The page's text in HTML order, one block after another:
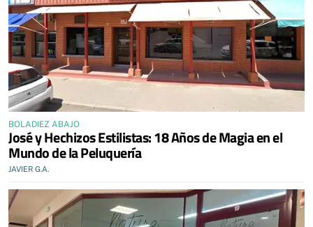
BOLADIEZ ABAJO
José y Hechizos Estilistas: 18 Años de Magia en el
Mundo de la Peluquería
JAVIER G.A.